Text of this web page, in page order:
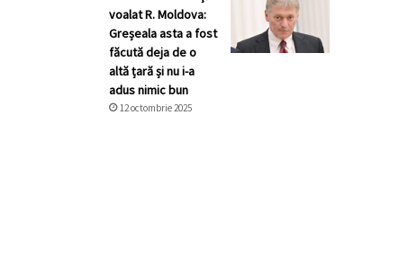
voalat R. Moldova:
Greșeala asta a fost
făcută deja de o
altă țară și nu i-a
adus nimic bun
12 octombrie 2025